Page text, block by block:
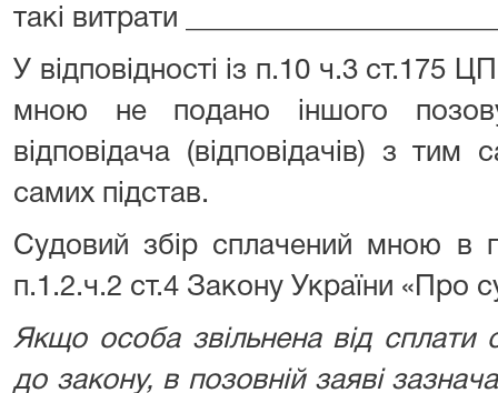
такі витрати
У відповідності із п.10 ч.3 ст.175
мною не подано іншого
відповідача (відповідачів) з
самих підстав.
Судовий збір сплачений мною в
п.1.2.ч.2 ст.4 Закону України «Про
Якщо особа звільнена від сплати
до закону, в позовній заяві